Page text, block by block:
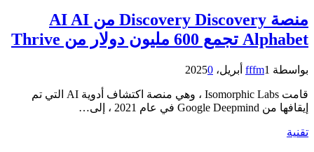
منصة Discovery Discovery من AI AI
Alphabet تجمع 600 مليون دولار من Thrive
بواسطة fffm 1 أبريل، 2025 0
قامت Isomorphic Labs ، وهي منصة اكتشاف أدوية AI التي تم
إيقافها من Google Deepmind في عام 2021 ، إلى…
تقنية